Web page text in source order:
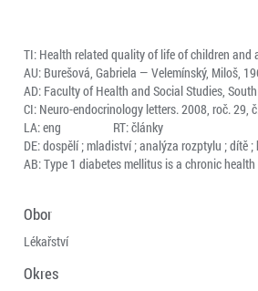
TI: Health related quality of life of children and
AU: Burešová, Gabriela — Velemínský, Miloš,
AD: Faculty of Health and Social Studies,
CI: Neuro-endocrinology letters. 2008, roč. 29,
LA: eng                   RT: články
DE: dospělí ; mladiství ; analýza rozptylu ; dítě
AB: Type 1 diabetes mellitus is a chronic
Obor
Lékařství
Okres